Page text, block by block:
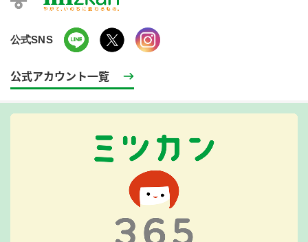
公式SNS
公式アカウント一覧